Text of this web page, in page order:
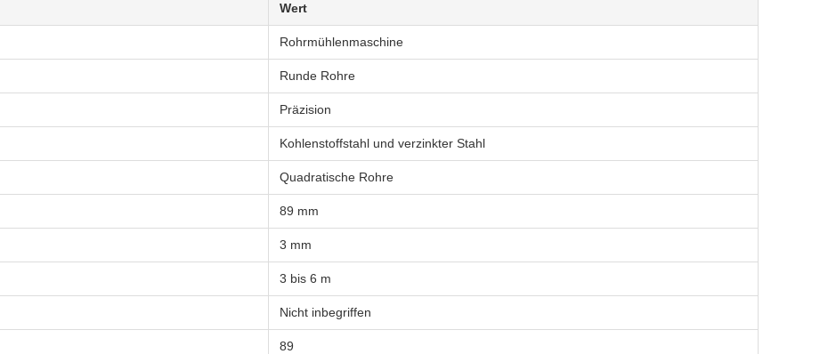
Wert
Rohrmühlenmaschine
Runde Rohre
Präzision
Kohlenstoffstahl und verzinkter Stahl
Quadratische Rohre
89 mm
3 mm
3 bis 6 m
Nicht inbegriffen
89